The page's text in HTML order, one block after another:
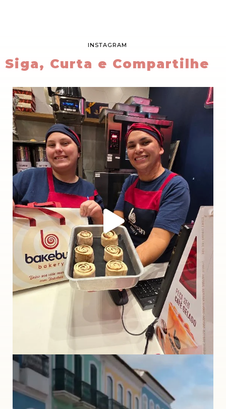
INSTAGRAM
Siga, Curta e Compartilhe